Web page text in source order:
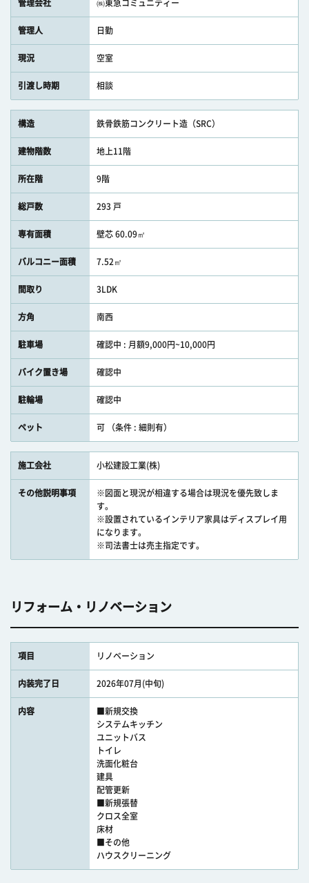
管理会社 ㈱東急コミュニティー
管理人 日勤
現況 空室
引渡し時期 相談
構造 鉄骨鉄筋コンクリート造（SRC）
建物階数 地上11階
所在階 9階
総戸数 293 戸
専有面積 壁芯 60.09㎡
バルコニー面積 7.52㎡
間取り 3LDK
方角 南西
駐車場 確認中 : 月額9,000円~10,000円
バイク置き場 確認中
駐輪場 確認中
ペット 可 （条件 : 細則有）
施工会社 小松建設工業(株)
その他説明事項
※図面と現況が相違する場合は現況を優先致しま
す。
※設置されているインテリア家具はディスプレイ用
になります。
※司法書士は売主指定です。
リフォーム・リノベーション
項目 リノベーション
内装完了日 2026年07月(中旬)
内容
■新規交換
システムキッチン
ユニットバス
トイレ
洗面化粧台
建具
配管更新
■新規張替
クロス全室
床材
■その他
ハウスクリーニング